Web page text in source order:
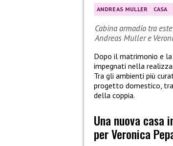
ANDREAS MULLER CASA
Cabina armadio tra
Andreas Muller e
Dopo il matrimonio e
impegnati nella
Tra gli ambienti più
progetto domestico,
della coppia.
Una nuova
per Veronica